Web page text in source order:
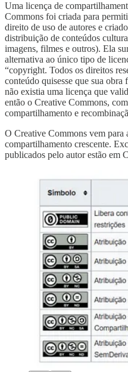
Uma licença de
Commons foi criada para
direito de uso de autores e
distribuição de conteúdos
imagens, filmes e outros). Ela
alternativa ao único tipo de
“copyright. Todos os direitos
conteúdo quisesse que sua obra
não existia uma licença que
então o Creative Commons,
compartilhamento e
O Creative Commons vem para
compartilhamento crescente.
publicados pelo autor estão em